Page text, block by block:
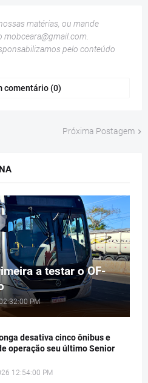
matérias, ou mande
mobceara@gmail.com.
pelo conteúdo
comentário (0)
Próxima Postagem
a testar o OF-
PM
desativa cinco ônibus e
operação seu último Senior
12:54:00 PM